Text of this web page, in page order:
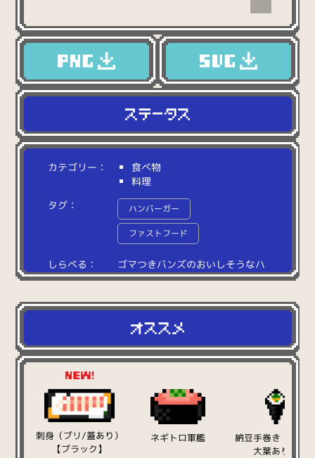
カテゴリー：
食べ物
料理
タグ：
ハンバーガー
ファストフード
しらべる： ゴマつきバンズのおい しそうなハ
ンバーガー。
刺身（ブリ/蓋あり）
【ブラック】
ネギトロ軍艦
納豆手巻き（ネギ
大葉あり）